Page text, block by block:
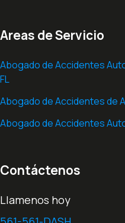
Areas de Servicio
Abogado de Accidentes
FL
Abogado de Accidentes de
Abogado de Accidentes
Contáctenos
Llamenos hoy